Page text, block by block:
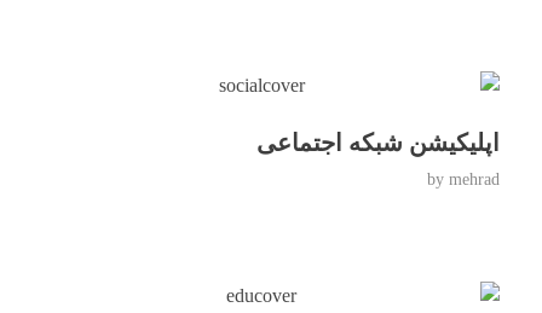
اپلیکیشن شبکه اجتماعی
by mehrad